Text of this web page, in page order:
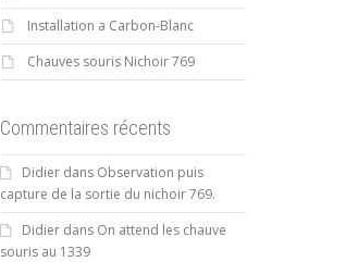
Installation a Carbon-Blanc
Chauves souris Nichoir 769
Commentaires récents
Didierdans Observation puis
capture de la sortie du nichoir 769.
Didierdans On attend les chauve
souris au 1339